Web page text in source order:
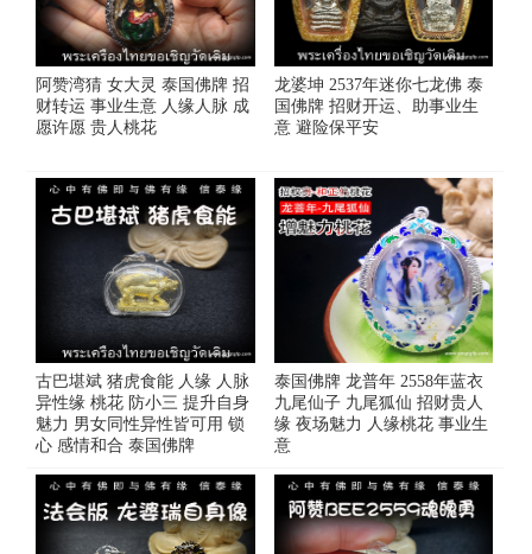
阿赞湾猜 女大灵 泰国佛牌 招
财转运 事业生意 人缘人脉 成
愿许愿 贵人桃花
龙婆坤 2537年迷你七龙佛 泰
国佛牌 招财开运、助事业生
意 避险保平安
古巴堪斌 猪虎食能 人缘 人脉
异性缘 桃花 防小三 提升自身
魅力 男女同性异性皆可用 锁
心 感情和合 泰国佛牌
泰国佛牌 龙普年 2558年蓝衣
九尾仙子 九尾狐仙 招财贵人
缘 夜场魅力 人缘桃花 事业生
意